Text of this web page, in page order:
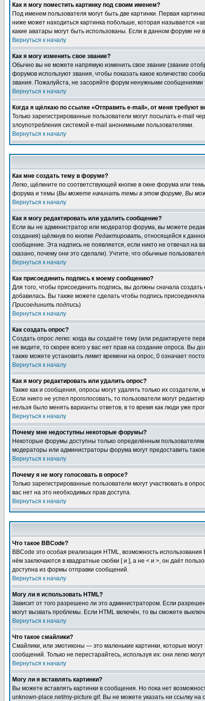
Как я могу поместить картинку под своим именем?
Под именем пользователя могут быть две картинки. Первая
ниже может находиться картинка побольше, которая называется
какие аватары могут быть использованы. Если в данном форуме
Вернуться к началу
Как я могу изменить свое звание?
Обычно вы не можете напрямую изменить свое звание (звание
форумов используют звания, чтобы показать какое количество
звания. Пожалуйста, не засоряйте форум ненужными сообщениями
Вернуться к началу
Когда я щёлкаю по ссылке «Отправить e-mail», от меня требуют
Только зарегистрированные пользователи могут посылать e-mail
злоупотребления системой e-mail анонимными пользователями.
Вернуться к началу
Как мне создать тему в форуме?
Легко, щёлкните по соответствующей кнопке в окне форума или
форума и темы (Вы можете начинать темы в этом форуме, Вы
Вернуться к началу
Как я могу редактировать или удалить сообщение?
Если вы не администратор или модератор форума, вы можете
создания) щёлкнув по кнопке Редактировать, относящейся к
сообщение. Эта надпись не появляется, если никто не отвечал на
сказано, почему они это сделали). Учтите, что обычные
Вернуться к началу
Как присоединить подпись к моему сообщению?
Для того, чтобы присоединить подпись, вы должны сначала
добавилась. Вы также можете сделать чтобы подпись
Присоединить подпись)
Вернуться к началу
Как создать опрос?
Создать опрос легко: когда вы создаёте тему (или редактируете
не видите, то скорее всего у вас нет прав на создание опроса. Вы
также можете установить лимит времени на опрос, 0 означает
Вернуться к началу
Как я могу редактировать или удалить опрос?
Также как и сообщения, опросы могут удалять только их
Если никто не успел проголосовать, то пользователи могут
нельзя было менять варианты ответов, в то время как люди уже
Вернуться к началу
Почему мне недоступны некоторые форумы?
Некоторые форумы доступны только определённым
модераторы или администраторы форума могут предоставить
Вернуться к началу
Почему я не могу голосовать в опросе?
Только зарегистрированные пользователи могут участвовать в
вас нет на это необходимых прав доступа.
Вернуться к началу
Что такое BBCode?
BBCode это особая реализация HTML, возможность
нём заключаются в квадратные скобки [ и ], а не < и >, он даёт
доступна из формы отправки сообщений.
Вернуться к началу
Могу ли я использовать HTML?
Зависит от того разрешено ли это администратором. Если
могут вызвать проблемы. Если HTML включён, то вы сможете
Вернуться к началу
Что такое смайлики?
Смайлики, или эмотиконы — это маленькие картинки, которые
сообщений. Только не перестарайтесь, используя их: они легко
Вернуться к началу
Могу ли я вставлять картинки?
Вы можете вставлять картинки в сообщения. Но пока нет
unknown-place.net/my-picture.gif. Вы не можете указать ни ссылку